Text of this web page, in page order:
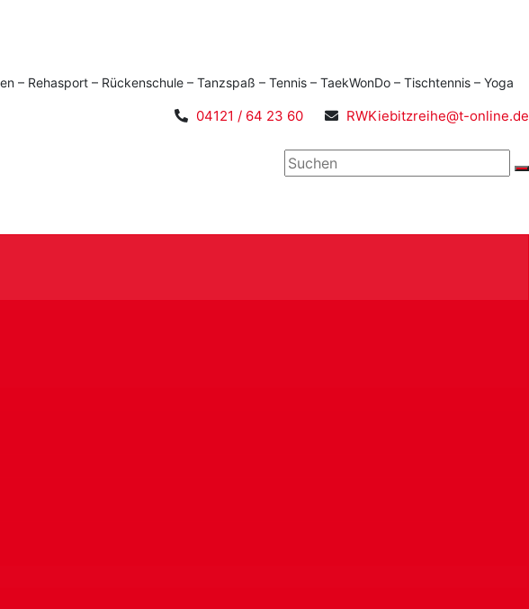
Rehasport – Rückenschule – Tanzspaß – Tennis – TaekWonDo – Tischtennis – Yoga
04121 / 64 23 60 RWKiebitzreihe@t-online.de